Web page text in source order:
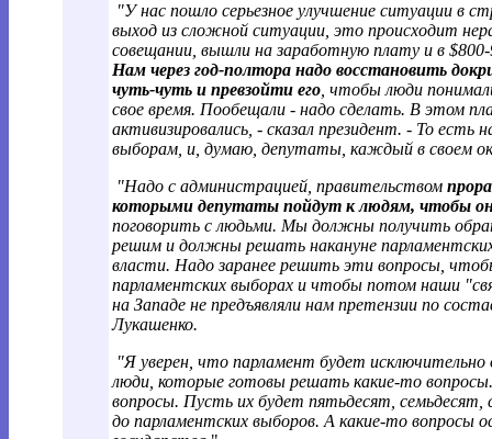
"У нас пошло серьезное улучшение ситуации в
выход из сложной ситуации, это происходит
совещании, вышли на заработную плату и в
Нам через год-полтора надо восстановить
чуть-чуть и превзойти его , чтобы люди
свое время. Пообещали - надо сделать. В этом
активизировались, - сказал президент. - То
выборам, и, думаю, депутаты, каждый в своем
"Надо с администрацией, правительством
которыми депутаты пойдут к людям, чтобы
поговорить с людьми. Мы должны получить
решим и должны решать накануне
власти. Надо заранее решить эти вопросы,
парламентских выборах и чтобы потом наши
на Западе не предъявляли нам претензии по
Лукашенко.
"Я уверен, что парламент будет
люди, которые готовы решать какие-то
вопросы. Пусть их будет пятьдесят,
до парламентских выборов. А какие-то вопросы